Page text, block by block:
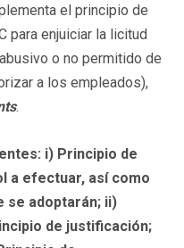
el principio de
para enjuiciar la licitud
o no permitido de
a los empleados),
.
i) Principio de
a efectuar, así como
se adoptarán; ii)
de justificación;